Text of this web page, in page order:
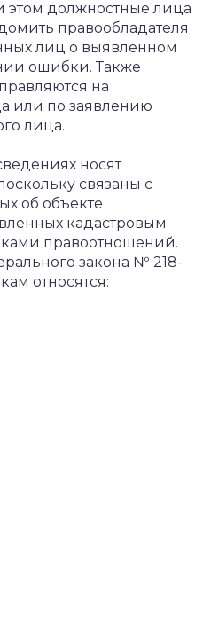
этом должностные лица
правообладателя
лиц о выявленном
ошибки. Также
на
или по заявлению
лица.
носят
связаны с
об объекте
кадастровым
правоотношений.
закона № 218-
относятся: